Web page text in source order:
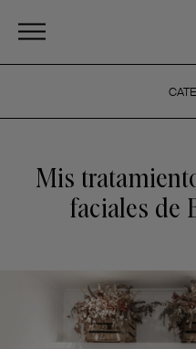
Mis
faciales de